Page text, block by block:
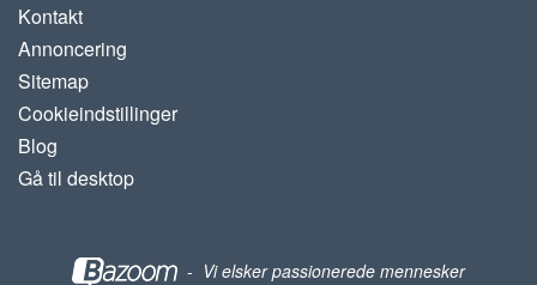
Kontakt
Annoncering
Sitemap
Cookieindstillinger
Blog
Gå til desktop
- Vi elsker passionerede mennesker